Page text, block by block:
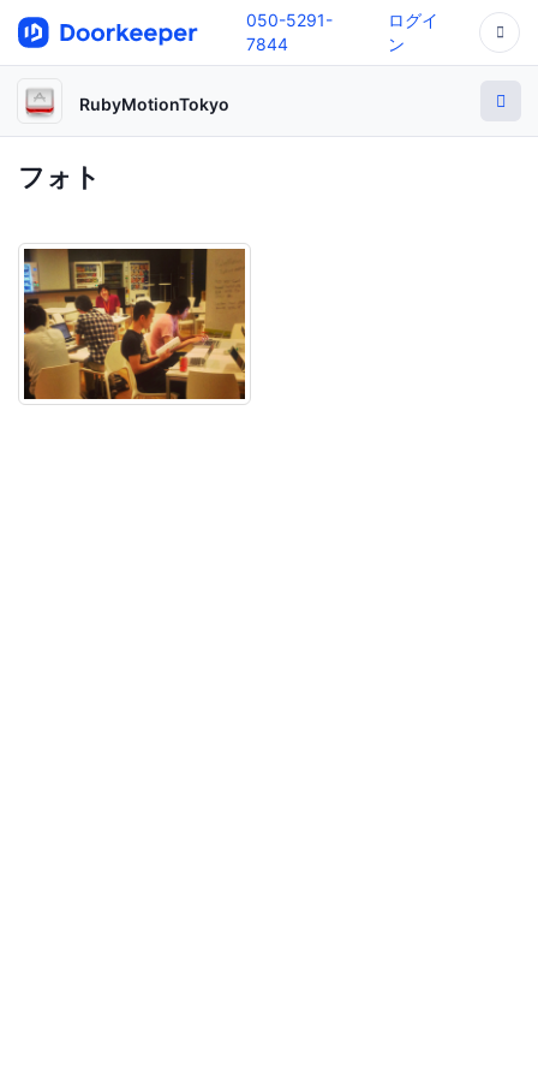
050-5291-
7844
ログイ
ン
RubyMotionTokyo
フォト